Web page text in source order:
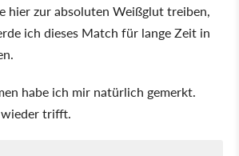
hier zur absoluten Weißglut treiben,
ich dieses Match für lange Zeit in
habe ich mir natürlich gemerkt.
wieder trifft.